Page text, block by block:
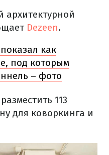
архитектурной
Dezeen.
как
под которым
– фото
113
для коворкинга и